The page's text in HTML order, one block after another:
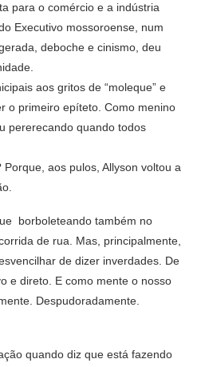
para o comércio e a indústria
Executivo mossoroense, num
deboche e cinismo, deu
aos gritos de “moleque” e
o primeiro epíteto. Como menino
pererecando quando todos
aos pulos, Allyson voltou a
borboleteando também no
de rua. Mas, principalmente,
de dizer inverdades. De
e direto. E como mente o nosso
Despudoradamente.
quando diz que está fazendo